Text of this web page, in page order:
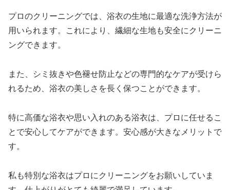
プロのクリーニングでは、浴衣の生地に最適な洗浄方法が
用いられます。これにより、繊細な生地も安全にクリーニ
ングできます。
また、シミ抜きや色褪せ防止などの専門的なケアが受けら
れるため、浴衣の美しさを長く保つことができます。
特に高価な浴衣や思い入れのある浴衣は、プロに任せるこ
とで安心してケアができます。安心感が大きなメリットで
す。
私も特別な浴衣はプロにクリーニングをお願いしていま